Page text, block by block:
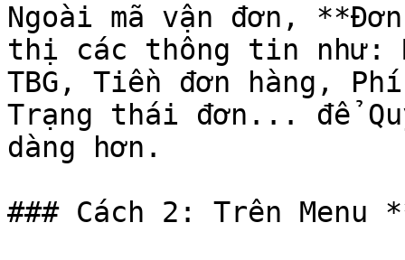
Ngoài mã vận đơn,
thị các thông tin như:
TBG, Tiền đơn hàng,
Trạng thái đơn... để
dàng hơn.
### Cách 2: Trên Menu